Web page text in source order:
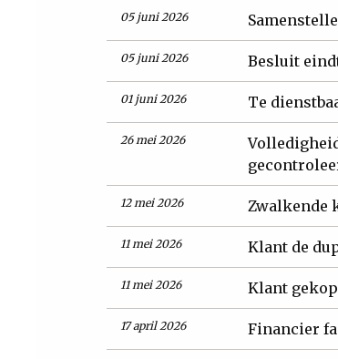
05 juni 2026
05 juni 2026 Besluit
01 juni 2026 Te
26 mei 2026
12 mei 2026 Zwalkende
11 mei 2026 Klant de
11 mei 2026 Klant
17 april 2026 Financier